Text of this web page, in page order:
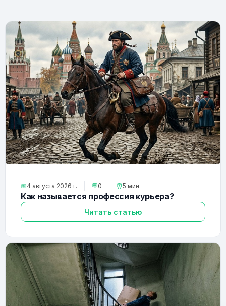
📅4 августа 2026 г. 💬0 ⏰5 мин.
Как называется профессия курьера?
Читать статью